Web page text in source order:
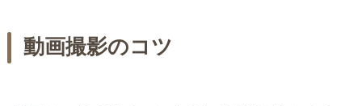
動画撮影のコツ